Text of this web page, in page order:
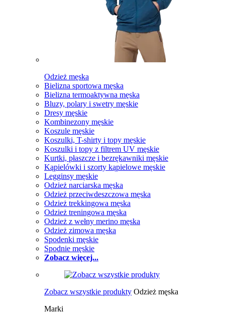
Odzież męska
Bielizna sportowa męska
Bielizna termoaktywna męska
Bluzy, polary i swetry męskie
Dresy męskie
Kombinezony męskie
Koszule męskie
Koszulki, T-shirty i topy męskie
Koszulki i topy z filtrem UV męskie
Kurtki, płaszcze i bezrękawniki męskie
Kąpielówki i szorty kąpielowe męskie
Legginsy męskie
Odzież narciarska męska
Odzież przeciwdeszczowa męska
Odzież trekkingowa męska
Odzież treningowa męska
Odzież z wełny merino męska
Odzież zimowa męska
Spodenki męskie
Spodnie męskie
Zobacz więcej...
Zobacz wszystkie produkty Odzież męska
Marki